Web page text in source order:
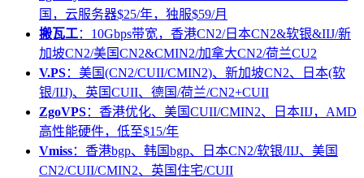
国，云服务器$25/年，独服$59/月
搬瓦工：10Gbps带宽，香港CN2/日本CN2&软银&IIJ/新
加坡CN2/美国CN2&CMIN2/加拿大CN2/荷兰CU2
V.PS：美国(CN2/CUII/CMIN2)、新加坡CN2、日本(软
银/IIJ)、英国CUII、德国/荷兰/CN2+CUII
ZgoVPS：香港优化、美国CUII/CMIN2、日本IIJ，AMD
高性能硬件，低至$15/年
Vmiss：香港bgp、韩国bgp、日本CN2/软银/IIJ、美国
CN2/CUII/CMIN2、英国住宅/CUII